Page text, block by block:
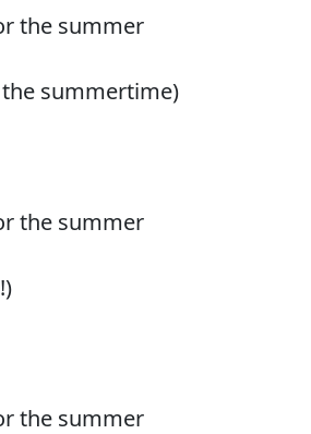
the summer
summertime)
the summer
the summer